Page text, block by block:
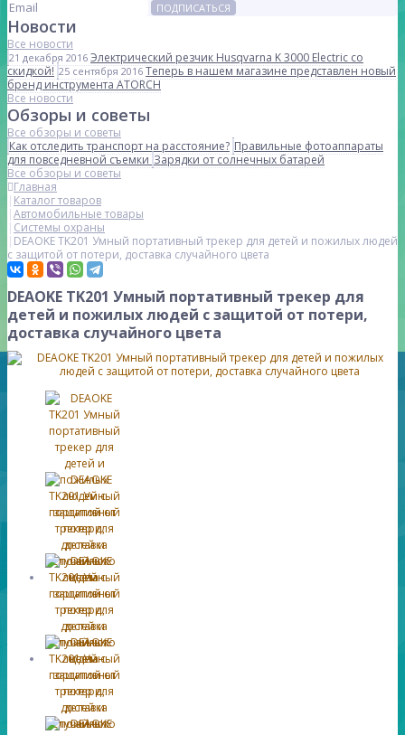
ПОДПИСАТЬСЯ
Новости
Все новости
21 декабря 2016 Электрический резчик Husqvarna K 3000 Electric со
скидкой! 25 сентября 2016 Теперь в нашем магазине представлен новый
бренд инструмента ATORCH
Все новости
Обзоры и советы
Все обзоры и советы
Как отследить транспорт на расстояние? Правильные фотоаппараты
для повседневной съемкиЗарядки от солнечных батарей
Все обзоры и советы
Главная
Каталог товаров
Автомобильные товары
Системы охраны
DEAOKE TK201 Умный портативный трекер для детей и пожилых людей
с защитой от потери, доставка случайного цвета
DEAOKE TK201 Умный портативный трекер для
детей и пожилых людей с защитой от потери,
доставка случайного цвета